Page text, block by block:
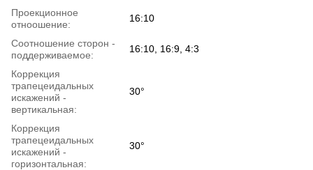
Проекционное
отноошение:
16:10
Соотношение сторон -
поддерживаемое:
16:10, 16:9, 4:3
Коррекция
трапецеидальных
искажений -
вертикальная:
30°
Коррекция
трапецеидальных
искажений -
горизонтальная:
30°